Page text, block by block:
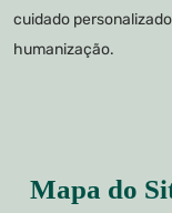
cuidado
humanização.
Mapa do